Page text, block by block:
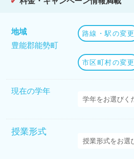
地域
豊能郡能勢町
路線・駅の変更
市区町村の変更
現在の学年
授業形式